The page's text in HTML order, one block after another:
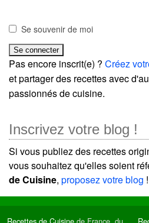
Se souvenir de moi
Pas encore inscrit(e) ? Créez
et partager des recettes avec
passionnés de cuisine.
Inscrivez votre blog !
Si vous publiez des recettes
vous souhaitez qu'elles soient
de Cuisine, proposez votre blog !